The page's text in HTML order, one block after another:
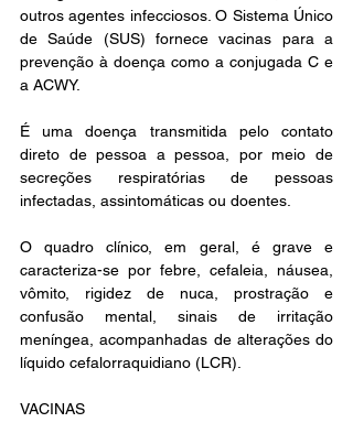
outros agentes infecciosos. O Sistema Único
de Saúde (SUS) fornece vacinas para a
prevenção à doença como a conjugada C e
a ACWY.
É uma doença transmitida pelo contato
direto de pessoa a pessoa, por meio de
secreções respiratórias de pessoas
infectadas, assintomáticas ou doentes.
O quadro clínico, em geral, é grave e
caracteriza-se por febre, cefaleia, náusea,
vômito, rigidez de nuca, prostração e
confusão mental, sinais de irritação
meníngea, acompanhadas de alterações do
líquido cefalorraquidiano (LCR).
VACINAS